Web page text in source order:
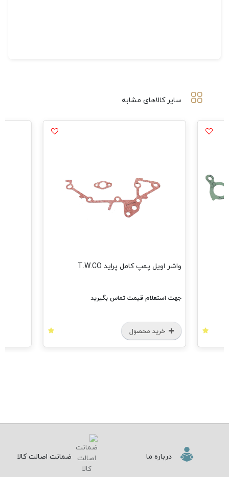
سایر کالاهای مشابه
واشر اویل پمپ کامل پراید T.W.CO
جهت استعلام قیمت تماس بگیرید
خرید محصول
درباره ما ضمانت اصالت کالا